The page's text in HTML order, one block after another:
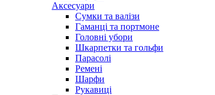
Аксесуари
Сумки та валізи
Гаманці та портмоне
Головні убори
Шкарпетки та гольфи
Парасолі
Ремені
Шарфи
Рукавиці